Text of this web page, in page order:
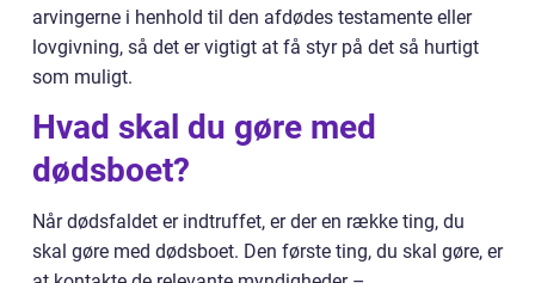
arvingerne i henhold til den afdødes testamente eller
lovgivning, så det er vigtigt at få styr på det så hurtigt
som muligt.
Hvad skal du gøre med
dødsboet?
Når dødsfaldet er indtruffet, er der en række ting, du
skal gøre med dødsboet. Den første ting, du skal gøre, er